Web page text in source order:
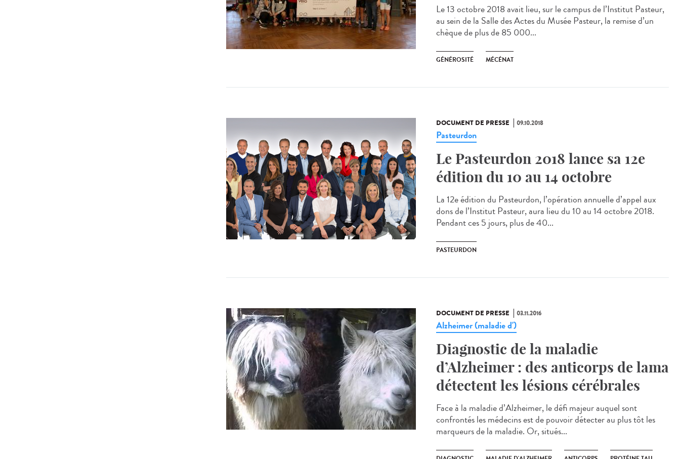
Le 13 octobre 2018 avait lieu, sur le campus de l’Institut Pasteur,
au sein de la Salle des Actes du Musée Pasteur, la remise d’un
chèque de plus de 85 000...
GÉNÉROSITÉ MÉCÉNAT
DOCUMENT DE PRESSE 09.10.2018
Pasteurdon
Le Pasteurdon 2018 lance sa 12e
édition du 10 au 14 octobre
La 12e édition du Pasteurdon, l’opération annuelle d’appel aux
dons de l’Institut Pasteur, aura lieu du 10 au 14 octobre 2018.
Pendant ces 5 jours, plus de 40...
PASTEURDON
DOCUMENT DE PRESSE 03.11.2016
Alzheimer (maladie d')
Diagnostic de la maladie
d’Alzheimer : des anticorps de lama
détectent les lésions cérébrales
Face à la maladie d’Alzheimer, le défi majeur auquel sont
confrontés les médecins est de pouvoir détecter au plus tôt les
marqueurs de la maladie. Or, situés...